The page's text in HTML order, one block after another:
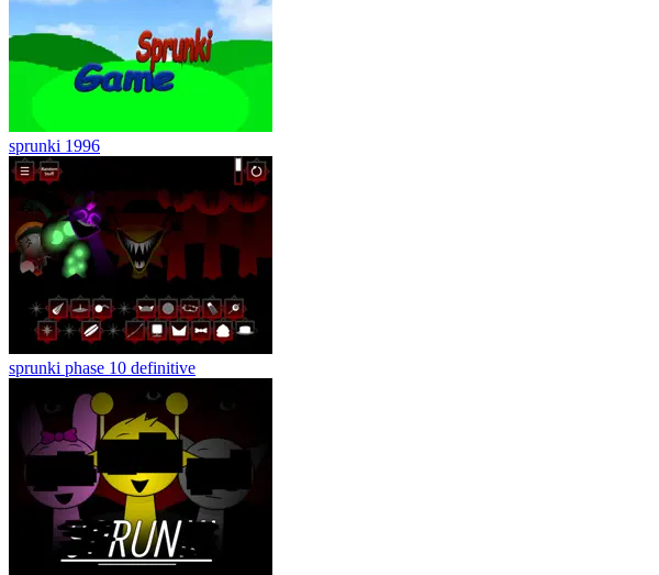
sprunki 1996
sprunki phase 10 definitive